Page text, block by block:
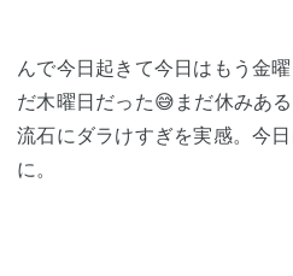
んで今日起きて今日はもう金
だ木曜日だった😅まだ休みあ
流石にダラけすぎを実感。今
に。